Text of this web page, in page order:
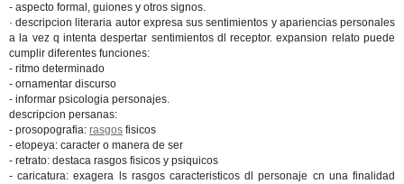
- aspecto formal, guiones y otros signos.
· descripcion literaria autor expresa sus sentimientos y apariencias personales
a la vez q intenta despertar sentimientos dl receptor. expansion relato puede
cumplir diferentes funciones:
- ritmo determinado
- ornamentar discurso
- informar psicologia personajes.
descripcion persanas:
- prosopografia: rasgos fisicos
- etopeya: caracter o manera de ser
- retrato: destaca rasgos fisicos y psiquicos
- caricatura: exagera ls rasgos caracteristicos dl personaje cn una finalidad